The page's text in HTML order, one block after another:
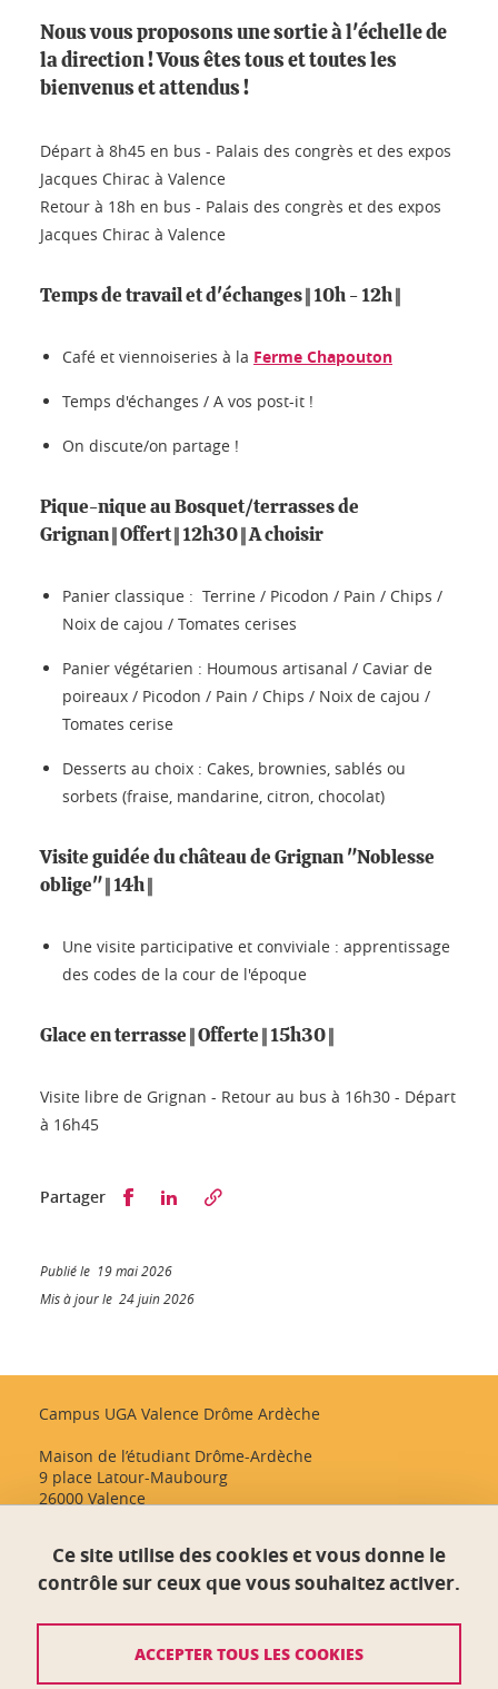
Nous vous proposons une sortie à l'échelle de
la direction ! Vous êtes tous et toutes les
bienvenus et attendus !
Départ à 8h45 en bus - Palais des congrès et des expos
Jacques Chirac à Valence
Retour à 18h en bus - Palais des congrès et des expos
Jacques Chirac à Valence
Temps de travail et d'échanges || 10h - 12h ||
Café et viennoiseries à la Ferme Chapouton
Temps d'échanges / A vos post-it !
On discute/on partage !
Pique-nique au Bosquet/terrasses de
Grignan || Offert || 12h30 || A choisir
Panier classique : Terrine / Picodon / Pain / Chips /
Noix de cajou / Tomates cerises
Panier végétarien : Houmous artisanal / Caviar de
poireaux / Picodon / Pain / Chips / Noix de cajou /
Tomates cerise
Desserts au choix : Cakes, brownies, sablés ou
sorbets (fraise, mandarine, citron, chocolat)
Visite guidée du château de Grignan "Noblesse
oblige" || 14h ||
Une visite participative et conviviale : apprentissage
des codes de la cour de l'époque
Glace en terrasse || Offerte || 15h30 ||
Visite libre de Grignan - Retour au bus à 16h30 - Départ
à 16h45
Partager Partager sur Facebook
Partager sur LinkedIn
Publié le 19 mai 2026
Mis à jour le 24 juin 2026
Campus UGA Valence Drôme Ardèche
Maison de l’étudiant Drôme-Ardèche
9 place Latour-Maubourg
26000 Valence
Crédits
Mentions légales
Ce site utilise des cookies et vous donne le
contrôle sur ceux que vous souhaitez activer.
ACCEPTER TOUS LES COOKIES